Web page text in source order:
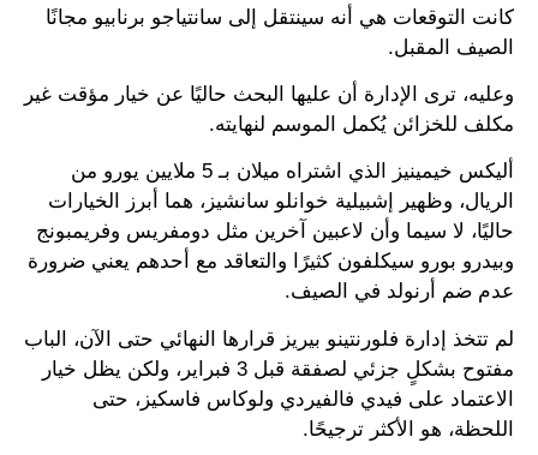
كانت التوقعات هي أنه سينتقل إلى سانتياجو برنابيو مجانًا
الصيف المقبل.
وعليه، ترى الإدارة أن عليها البحث حاليًا عن خيار مؤقت غير
مكلف للخزائن يُكمل الموسم لنهايته.
أليكس خيمينيز الذي اشتراه ميلان بـ 5 ملايين يورو من
الريال، وظهير إشبيلية خوانلو سانشيز، هما أبرز الخيارات
حاليًا، لا سيما وأن لاعبين آخرين مثل دومفريس وفريمبونج
وبيدرو بورو سيكلفون كثيرًا والتعاقد مع أحدهم يعني ضرورة
عدم ضم أرنولد في الصيف.
لم تتخذ إدارة فلورنتينو بيريز قرارها النهائي حتى الآن، الباب
مفتوح بشكلٍ جزئي لصفقة قبل 3 فبراير، ولكن يظل خيار
الاعتماد على فيدي فالفيردي ولوكاس فاسكيز، حتى
اللحظة، هو الأكثر ترجيحًا.